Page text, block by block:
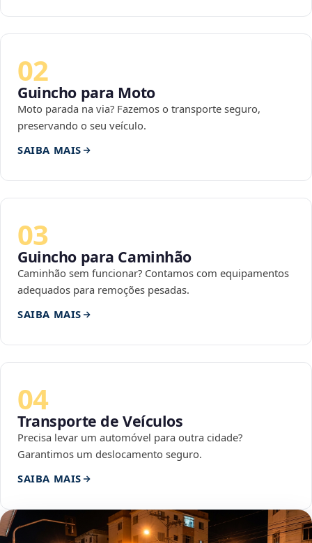
02
Guincho para Moto
Moto parada na via? Fazemos o transporte seguro,
preservando o seu veículo.
SAIBA MAIS
03
Guincho para Caminhão
Caminhão sem funcionar? Contamos com equipamentos
adequados para remoções pesadas.
SAIBA MAIS
04
Transporte de Veículos
Precisa levar um automóvel para outra cidade?
Garantimos um deslocamento seguro.
SAIBA MAIS